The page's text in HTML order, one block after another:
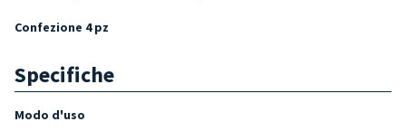
Confezione 4 pz
Specifiche
Modo d'uso